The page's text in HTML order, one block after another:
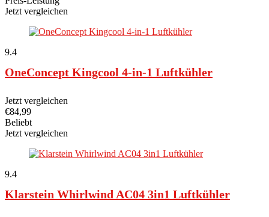
Jetzt vergleichen
9.4
OneConcept Kingcool 4-in-1 Luftkühler
Jetzt vergleichen
€84,99
Beliebt
Jetzt vergleichen
9.4
Klarstein Whirlwind AC04 3in1 Luftkühler